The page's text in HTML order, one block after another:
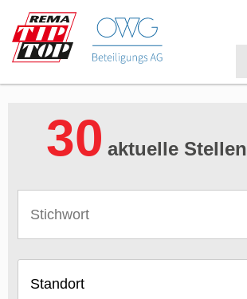
30 aktuelle Stellen
Standort